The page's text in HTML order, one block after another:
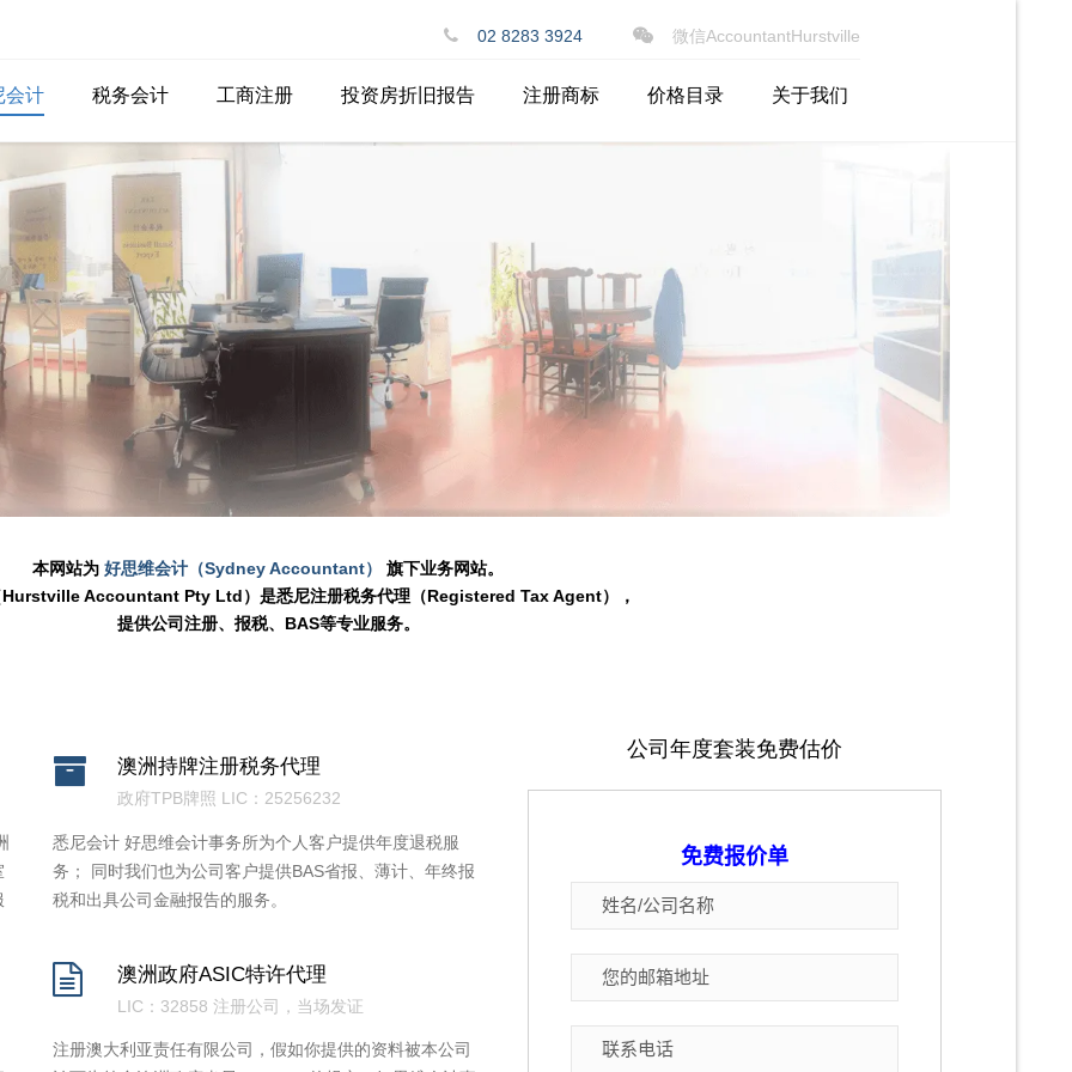
02 8283 3924 微信AccountantHurstville
会计 税务会计
公司财税会计服务
个人户Sole Trader财税会计
服务
个人报税
一键工资系统STP
投资房退税
出口商品退税
工商注册
注册澳洲公司
注册ABN
商业名称Trading Name
申请个人税号
投资房折旧报告 注册商标 价格目录 关于我们
本网站为 好思维会计（Sydney Accountant）
旗下业务网站。
Hurstville Accountant Pty Ltd）是悉尼注册税务代理（Registered Tax Agent），
提供公司注册、报税、BAS等专业服务。
澳洲持牌注册税务代理
政府TPB牌照 LIC：25256232
悉尼会计 好思维会计事务所为个人客户提供年度退税服
务； 同时我们也为公司客户提供BAS省报、薄计、年终报
税和出具公司金融报告的服务。
澳洲政府ASIC特许代理
LIC：32858 注册公司，当场发证
注册澳大利亚责任有限公司，假如你提供的资料被本公司
公司年度套装免费估价
免费报价单